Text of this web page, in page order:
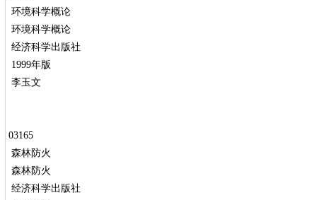
环境科学概论
环境科学概论
经济科学出版社
1999年版
李玉文
03165
森林防火
森林防火
经济科学出版社